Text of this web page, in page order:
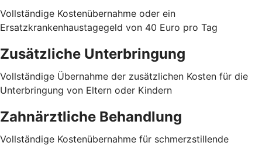
Vollständige Kostenübernahme oder ein
Ersatzkrankenhaustagegeld von 40 Euro pro Tag
Zusätzliche Unterbringung
Vollständige Übernahme der zusätzlichen Kosten für die
Unterbringung von Eltern oder Kindern
Zahnärztliche Behandlung
Vollständige Kostenübernahme für schmerzstillende